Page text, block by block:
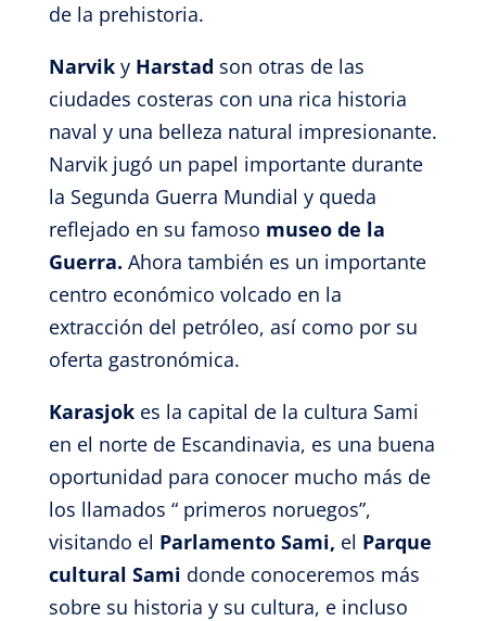
de la prehistoria.
Narviky Harstad son otras de las
ciudades costeras con una rica historia
naval y una belleza natural impresionante.
Narvik jugó un papel importante durante
la Segunda Guerra Mundial y queda
reflejado en su famoso museo de la
Guerra. Ahora también es un importante
centro económico volcado en la
extracción del petróleo, así como por su
oferta gastronómica.
Karasjok es la capital de la cultura Sami
en el norte de Escandinavia, es una buena
oportunidad para conocer mucho más de
los llamados “ primeros noruegos”,
visitando el Parlamento Sami, el Parque
cultural Sami donde conoceremos más
sobre su historia y su cultura, e incluso